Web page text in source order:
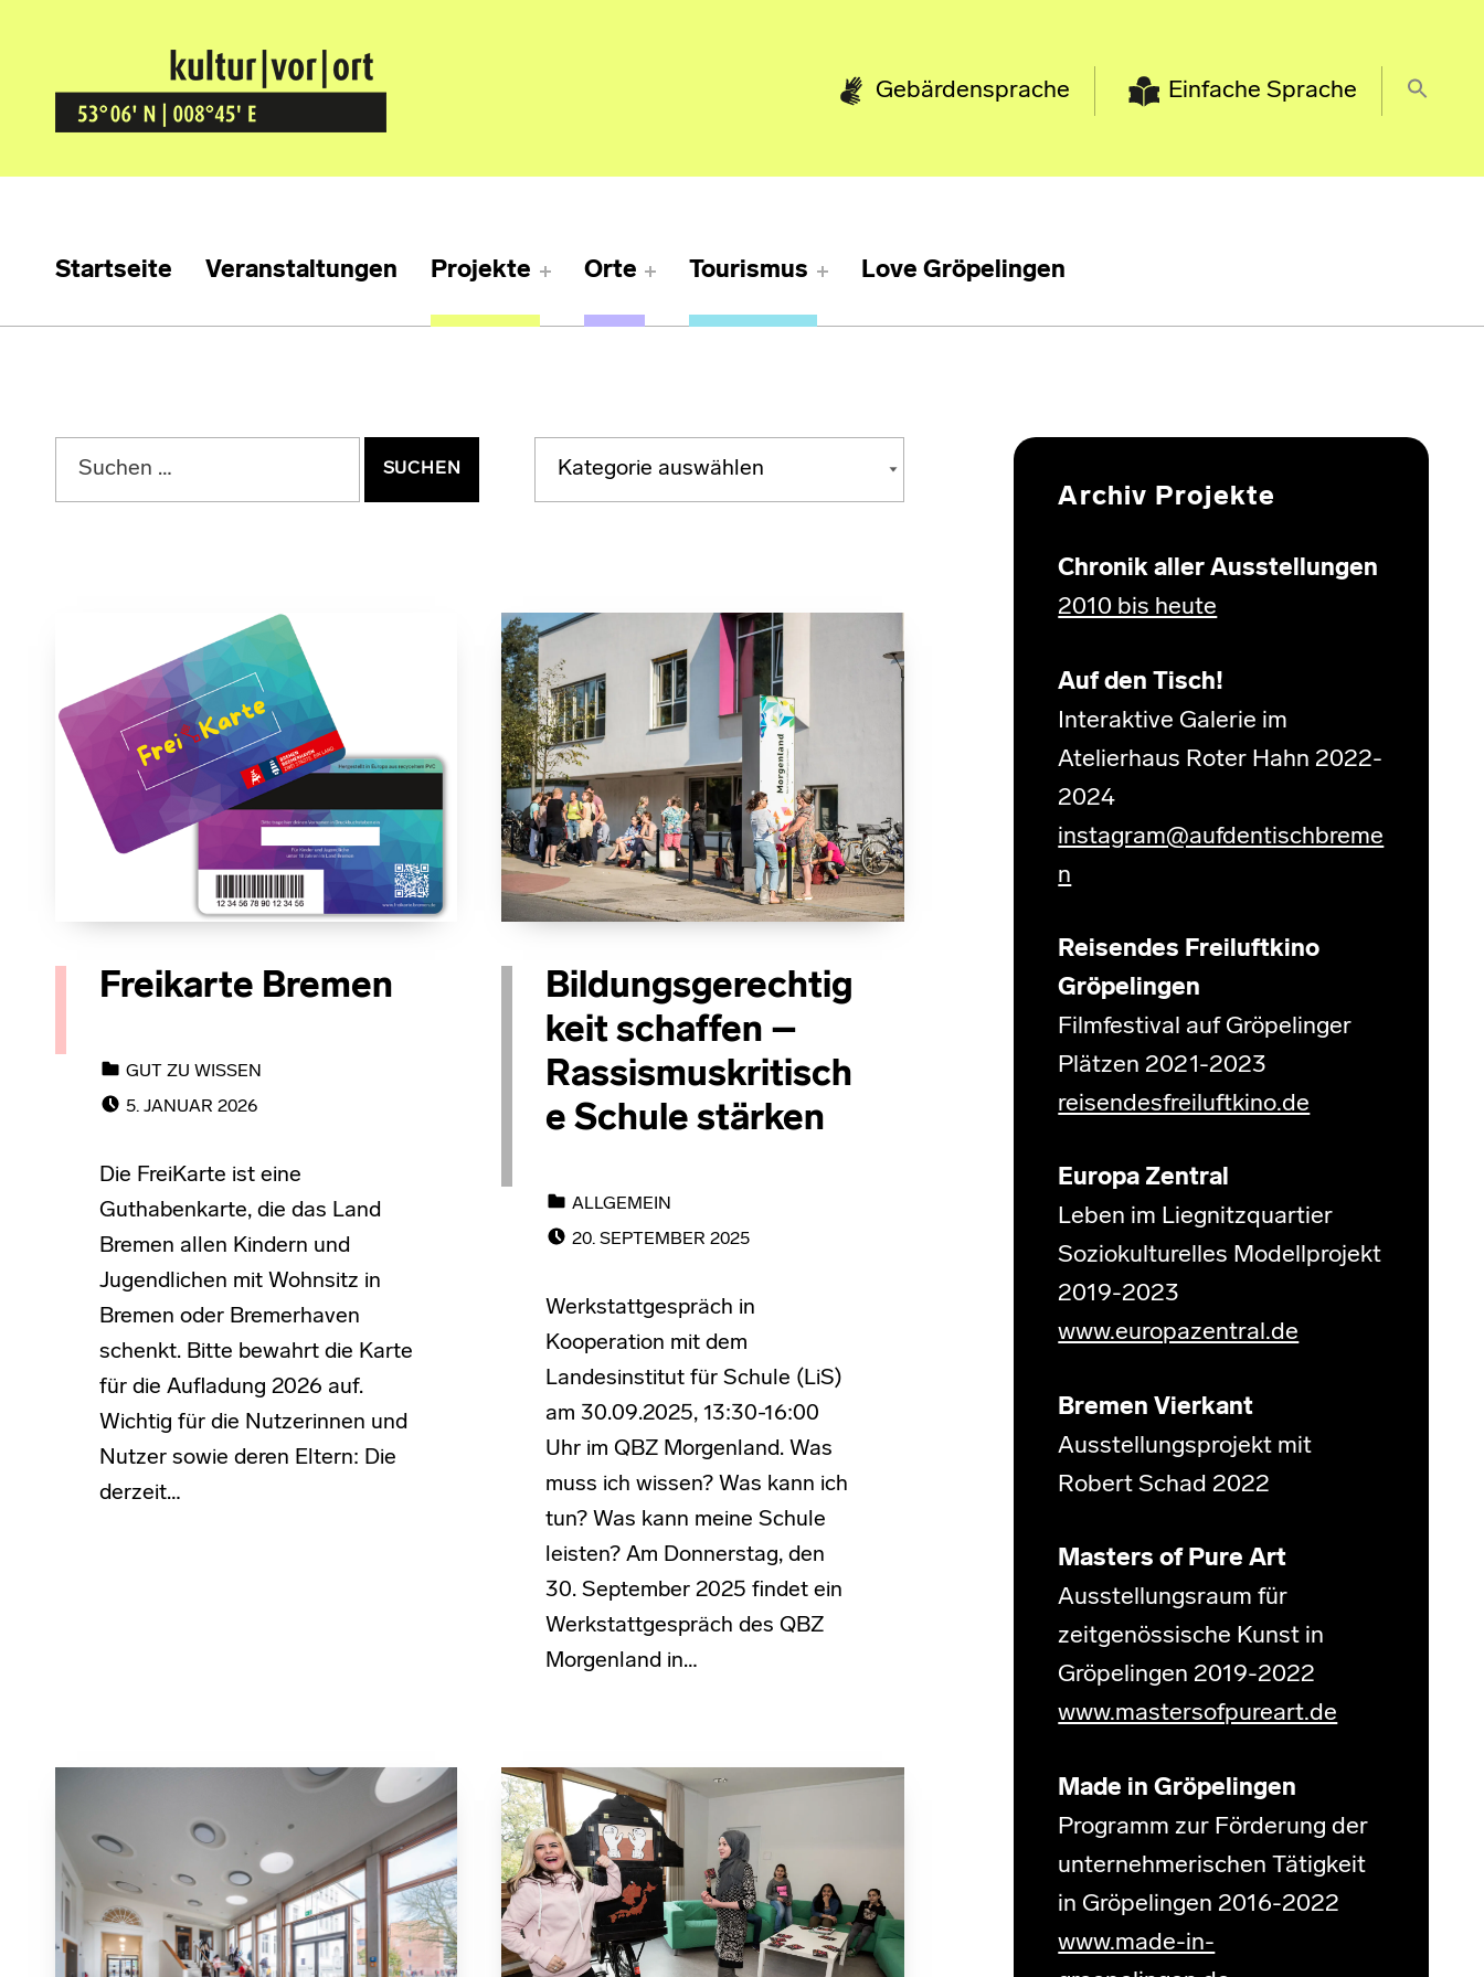
Kultur Vor Ort
BREMEN GRÖPELINGEN Gebärdensprache Einfache Sprache
Startseite Veranstaltungen Projekte Orte Tourismus Love Gröpelingen
Suchen nach:
KATEGORIEN
Kategorien
Freikarte Bremen
GUT ZU WISSEN
5. JANUAR 2026
Die FreiKarte ist eine
Guthabenkarte, die das Land
Bremen allen Kindern und
Jugendlichen mit Wohnsitz in
Bremen oder Bremerhaven
schenkt. Bitte bewahrt die Karte
für die Aufladung 2026 auf.
Wichtig für die Nutzerinnen und
Nutzer sowie deren Eltern: Die
derzeit…
Bildungsgerechtig
keit schaffen –
Rassismuskritisch
e Schule stärken
ALLGEMEIN
20. SEPTEMBER 2025
Werkstattgespräch in
Kooperation mit dem
Landesinstitut für Schule (LiS)
am 30.09.2025, 13:30-16:00
Uhr im QBZ Morgenland. Was
muss ich wissen? Was kann ich
tun? Was kann meine Schule
leisten? Am Donnerstag, den
30. September 2025 findet ein
Werkstattgespräch des QBZ
Morgenland in…
Archiv Projekte
Chronik aller Ausstellungen
2010 bis heute
Auf den Tisch!
Interaktive Galerie im
Atelierhaus Roter Hahn 2022-
2024
instagram@aufdentischbreme
n
Reisendes Freiluftkino
Gröpelingen
Filmfestival auf Gröpelinger
Plätzen 2021-2023
reisendesfreiluftkino.de
Europa Zentral
Leben im Liegnitzquartier
Soziokulturelles Modellprojekt
2019-2023
www.europazentral.de
Bremen Vierkant
Ausstellungsprojekt mit
Robert Schad 2022
Masters of Pure Art
Ausstellungsraum für
zeitgenössische Kunst in
Gröpelingen 2019-2022
www.mastersofpureart.de
Made in Gröpelingen
Programm zur Förderung der
unternehmerischen Tätigkeit
in Gröpelingen 2016-2022
www.made-in-